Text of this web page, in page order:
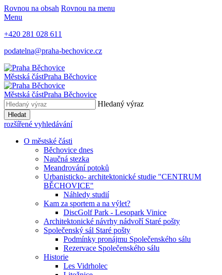
Rovnou na obsah Rovnou na menu
Menu
+420 281 028 611
podatelna@praha-bechovice.cz
Městská částPraha Běchovice
Městská částPraha Běchovice
Hledaný výraz
Hledat
rozšířené vyhledávání
O městské části
Běchovice dnes
Naučná stezka
Meandrování potoků
Urbanisticko- architektonické studie "CENTRUM
BĚCHOVICE"
Náhledy studií
Kam za sportem a na výlet?
DiscGolf Park - Lesopark Vinice
Architektonické návrhy nádvoří Staré pošty
Společenský sál Staré pošty
Podmínky pronájmu Společenského sálu
Rezervace Společenského sálu
Historie
Les Vidrholec